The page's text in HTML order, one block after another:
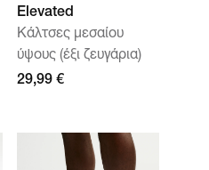
Elevated
Κάλτσες μεσαίου
ύψους (έξι ζευγάρια)
29,99 €